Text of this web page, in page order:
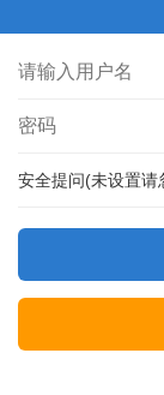
安全提问(未设置请